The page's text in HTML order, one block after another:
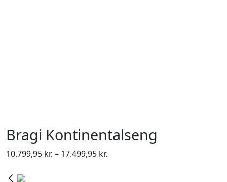
Bragi Kontinentalseng
10.799,95 kr. – 17.499,95 kr.